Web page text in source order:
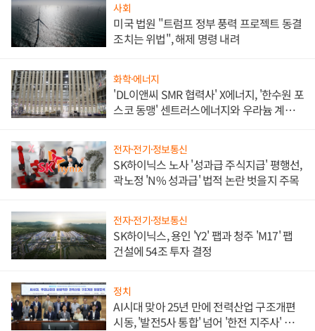
사회
미국 법원 "트럼프 정부 풍력 프로젝트 동결
조치는 위법", 해제 명령 내려
화학·에너지
'DL이앤씨 SMR 협력사' X에너지, '한수원 포
스코 동맹' 센트러스에너지와 우라늄 계약
전자·전기·정보통신
SK하이닉스 노사 '성과급 주식지급' 평행선,
곽노정 'N% 성과급' 법적 논란 벗을지 주목
전자·전기·정보통신
SK하이닉스, 용인 'Y2' 팹과 청주 'M17' 팹
건설에 54조 투자 결정
정치
AI시대 맞아 25년 만에 전력산업 구조개편
시동, '발전5사 통합' 넘어 '한전 지주사' 재편